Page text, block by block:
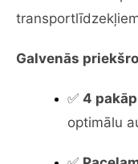
Galvenās
✅ 4
optimālu